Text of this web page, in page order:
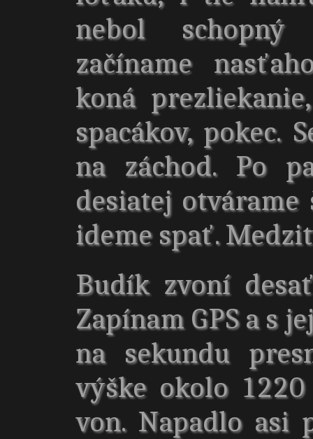
nebol
začíname
koná
spacákov, pokec.
na záchod. Po
desiatej otvárame
ideme spať.
Budík zvoní
Zapínam GPS a s
na sekundu
výške okolo
von. Napadlo asi